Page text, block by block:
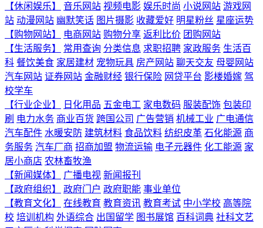
【休闲娱乐】 音乐网站 视频电影 娱乐时尚 小说网站 游戏网
站 动漫网站 幽默笑话 图片摄影 收藏爱好 明星粉丝 星座运势
【购物网站】
电商网站 购物分享 返利比价 团购网站
【生活服务】
常用查询 分类信息 求职招聘 家政服务 生活百
科 餐饮美食 家居建材 宠物玩具 房产网站 聊天交友 母婴网站
汽车网站 证券网站 金融财经 银行保险 网贷平台 影楼婚嫁 驾
校学车
【行业企业】
日化用品 五金电工 家电数码 服装配饰 包装印
刷 电力水务 商业百货 跨国公司 广告营销 机械工业 广电通信
汽车配件 水暖安防 建筑材料 食品饮料 纺织皮革 石化能源 商
务服务 汽车厂商 招商加盟 物流运输 电子元器件 化工能源 家
居小商店 农林畜牧渔
【新闻媒体】
广播电视 新闻报刊
【政府组织】
政府门户 政府职能 事业单位
【教育文化】
在线教育 教育资讯 教育考试 中小学校 高等院
校 培训机构 外语综合 出国留学 图书展馆 百科词典 社科文艺